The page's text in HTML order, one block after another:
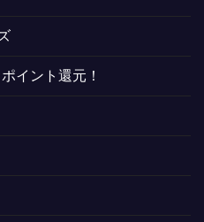
イント還元！